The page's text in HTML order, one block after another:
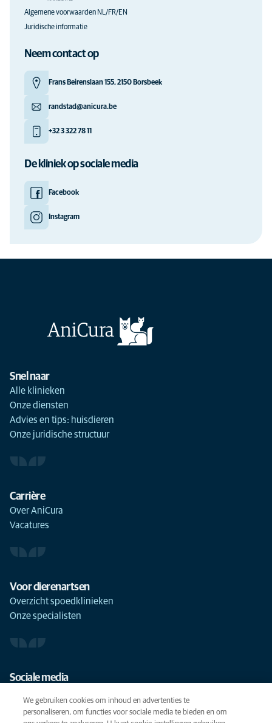
Algemene voorwaarden NL/FR/EN
Juridische informatie
Neem contact op
Frans Beirenslaan 155, 2150 Borsbeek
randstad@anicura.be
+32 3 322 78 11
De kliniek op sociale media
Facebook
Instagram
Snel naar
Alle klinieken
Onze diensten
Advies en tips: huisdieren
Onze juridische structuur
Carrière
Over AniCura
Vacatures
Voor dierenartsen
Overzicht spoedklinieken
Onze specialisten
Sociale media
We gebruiken cookies om inhoud en advertenties te
personaliseren, om functies voor sociale media te bieden en om